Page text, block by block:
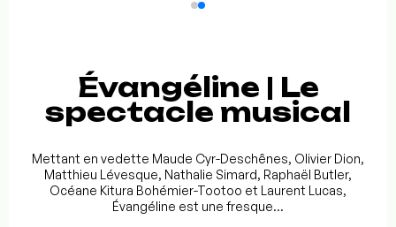
Évangéline | Le
spectacle musical
Mettant en vedette Maude Cyr-Deschênes, Olivier Dion,
Matthieu Lévesque, Nathalie Simard, Raphaël Butler,
Océane Kitura Bohémier-Tootoo et Laurent Lucas,
Évangéline est une fresque...